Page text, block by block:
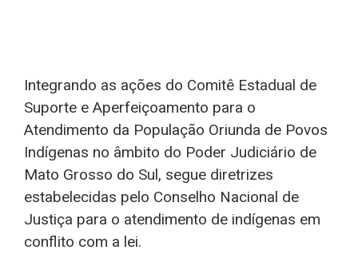
Integrando as ações do Comitê Estadual de
Suporte e Aperfeiçoamento para o
Atendimento da População Oriunda de Povos
Indígenas no âmbito do Poder Judiciário de
Mato Grosso do Sul, segue diretrizes
estabelecidas pelo Conselho Nacional de
Justiça para o atendimento de indígenas em
conflito com a lei.